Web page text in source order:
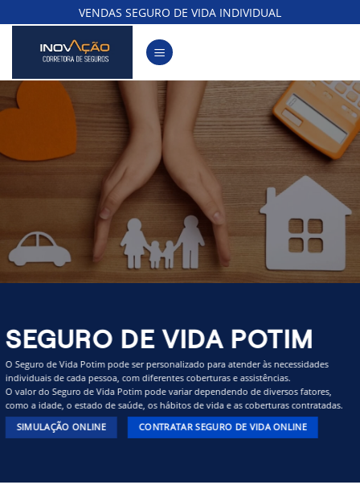
to
content
VENDAS SEGURO DE VIDA INDIVIDUAL
SEGURO DE VIDA POTIM
O Seguro de Vida Potim pode ser personalizado para atender às necessidades
individuais de cada pessoa, com diferentes coberturas e assistências.
O valor do Seguro de Vida Potim pode variar dependendo de diversos fatores,
como a idade, o estado de saúde, os hábitos de vida e as coberturas contratadas.
SIMULAÇÃO ONLINE CONTRATAR SEGURO DE VIDA ONLINE